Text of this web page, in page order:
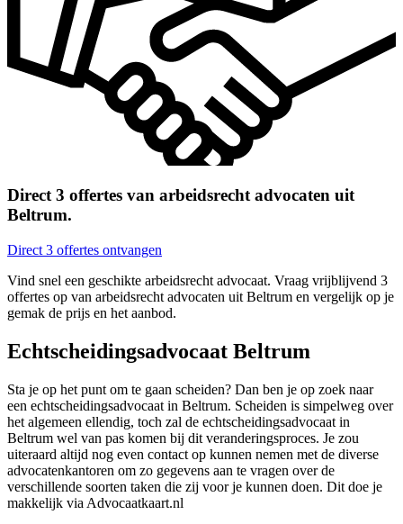
Direct 3 offertes van arbeidsrecht advocaten uit
Beltrum.
Direct 3 offertes ontvangen
Vind snel een geschikte arbeidsrecht advocaat. Vraag vrijblijvend 3
offertes op van arbeidsrecht advocaten uit Beltrum en vergelijk op je
gemak de prijs en het aanbod.
Echtscheidingsadvocaat Beltrum
Sta je op het punt om te gaan scheiden? Dan ben je op zoek naar
een echtscheidingsadvocaat in Beltrum. Scheiden is simpelweg over
het algemeen ellendig, toch zal de echtscheidingsadvocaat in
Beltrum wel van pas komen bij dit veranderingsproces. Je zou
uiteraard altijd nog even contact op kunnen nemen met de diverse
advocatenkantoren om zo gegevens aan te vragen over de
verschillende soorten taken die zij voor je kunnen doen. Dit doe je
makkelijk via Advocaatkaart.nl